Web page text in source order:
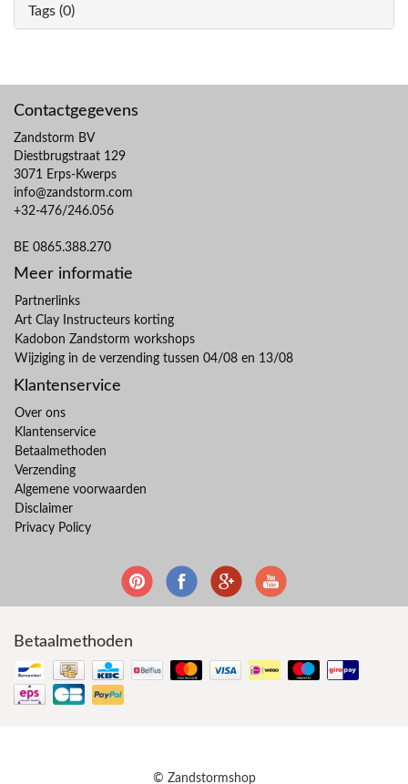
Tags (0)
Contactgegevens
Zandstorm BV
Diestbrugstraat 129
3071 Erps-Kwerps
info@zandstorm.com
+32-476/246.056
BE 0865.388.270
Meer informatie
Partnerlinks
Art Clay Instructeurs korting
Kadobon Zandstorm workshops
Wijziging in de verzending tussen 04/08 en 13/08
Klantenservice
Over ons
Klantenservice
Betaalmethoden
Verzending
Algemene voorwaarden
Disclaimer
Privacy Policy
Betaalmethoden
© Zandstormshop